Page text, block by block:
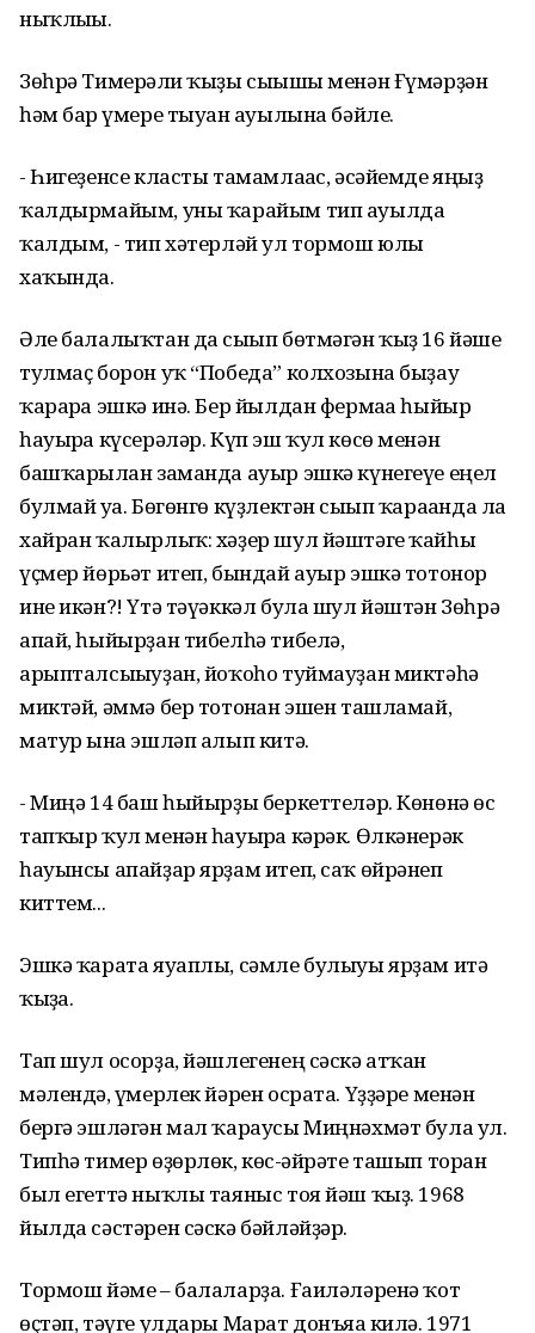
ныҡлығы.
Зөһрә Тимерғәли ҡыҙы сығышы менән Ғүмәрҙән
һәм бар ғүмере тыуған ауылына бәйле.
- Һигеҙенсе класты тамамлағас, әсәйемде яңғыҙ
ҡалдырмайым, уны ҡарайым тип ауылда
ҡалдым, - тип хәтерләй ул тормош юлы
хаҡында.
Әле балалыҡтан да сығып бөтмәгән ҡыҙ 16 йәше
тулмаҫ борон уҡ “Победа” колхозына быҙау
ҡарарға эшкә инә. Бер йылдан фермаға һыйыр
һауырға күсерәләр. Күп эш ҡул көсө менән
башҡарылған заманда ауыр эшкә күнегеүе еңел
булмай уға. Бөгөнгө күҙлектән сығып ҡарағанда ла
хайран ҡалырлыҡ: хәҙер шул йәштәге ҡайһы
үҫмер йөрьәт итеп, бындай ауыр эшкә тотонор
ине икән?! Үтә тәүәккәл була шул йәштән Зөһрә
апай, һыйырҙан тибелһә тибелә,
арыпталсығыуҙан, йоҡоһо туймауҙан миктәһә
миктәй, әммә бер тотонған эшен ташламай,
матур ғына эшләп алып китә.
- Миңә 14 баш һыйырҙы беркеттеләр. Көнөнә өс
тапҡыр ҡул менән һауырға кәрәк. Өлкәнерәк
һауынсы апайҙар ярҙам итеп, саҡ өйрәнеп
киттем...
Эшкә ҡарата яуаплы, сәмле булыуы ярҙам итә
ҡыҙға.
Тап шул осорҙа, йәшлегенең сәскә атҡан
мәлендә, ғүмерлек йәрен осрата. Үҙҙәре менән
бергә эшләгән мал ҡараусы Миңнәхмәт була ул.
Типһә тимер өҙөрлөк, көс-ғәйрәте ташып торған
был егеттә ныҡлы таяныс тоя йәш ҡыҙ. 1968
йылда сәстәрен сәскә бәйләйҙәр.
Тормош йәме – балаларҙа. Ғаиләләренә ҡот
өҫтәп, тәүге улдары Марат донъяға килә. 1971